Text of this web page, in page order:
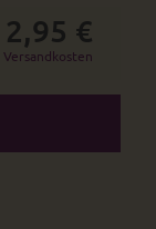
2,95 €
Versandkosten